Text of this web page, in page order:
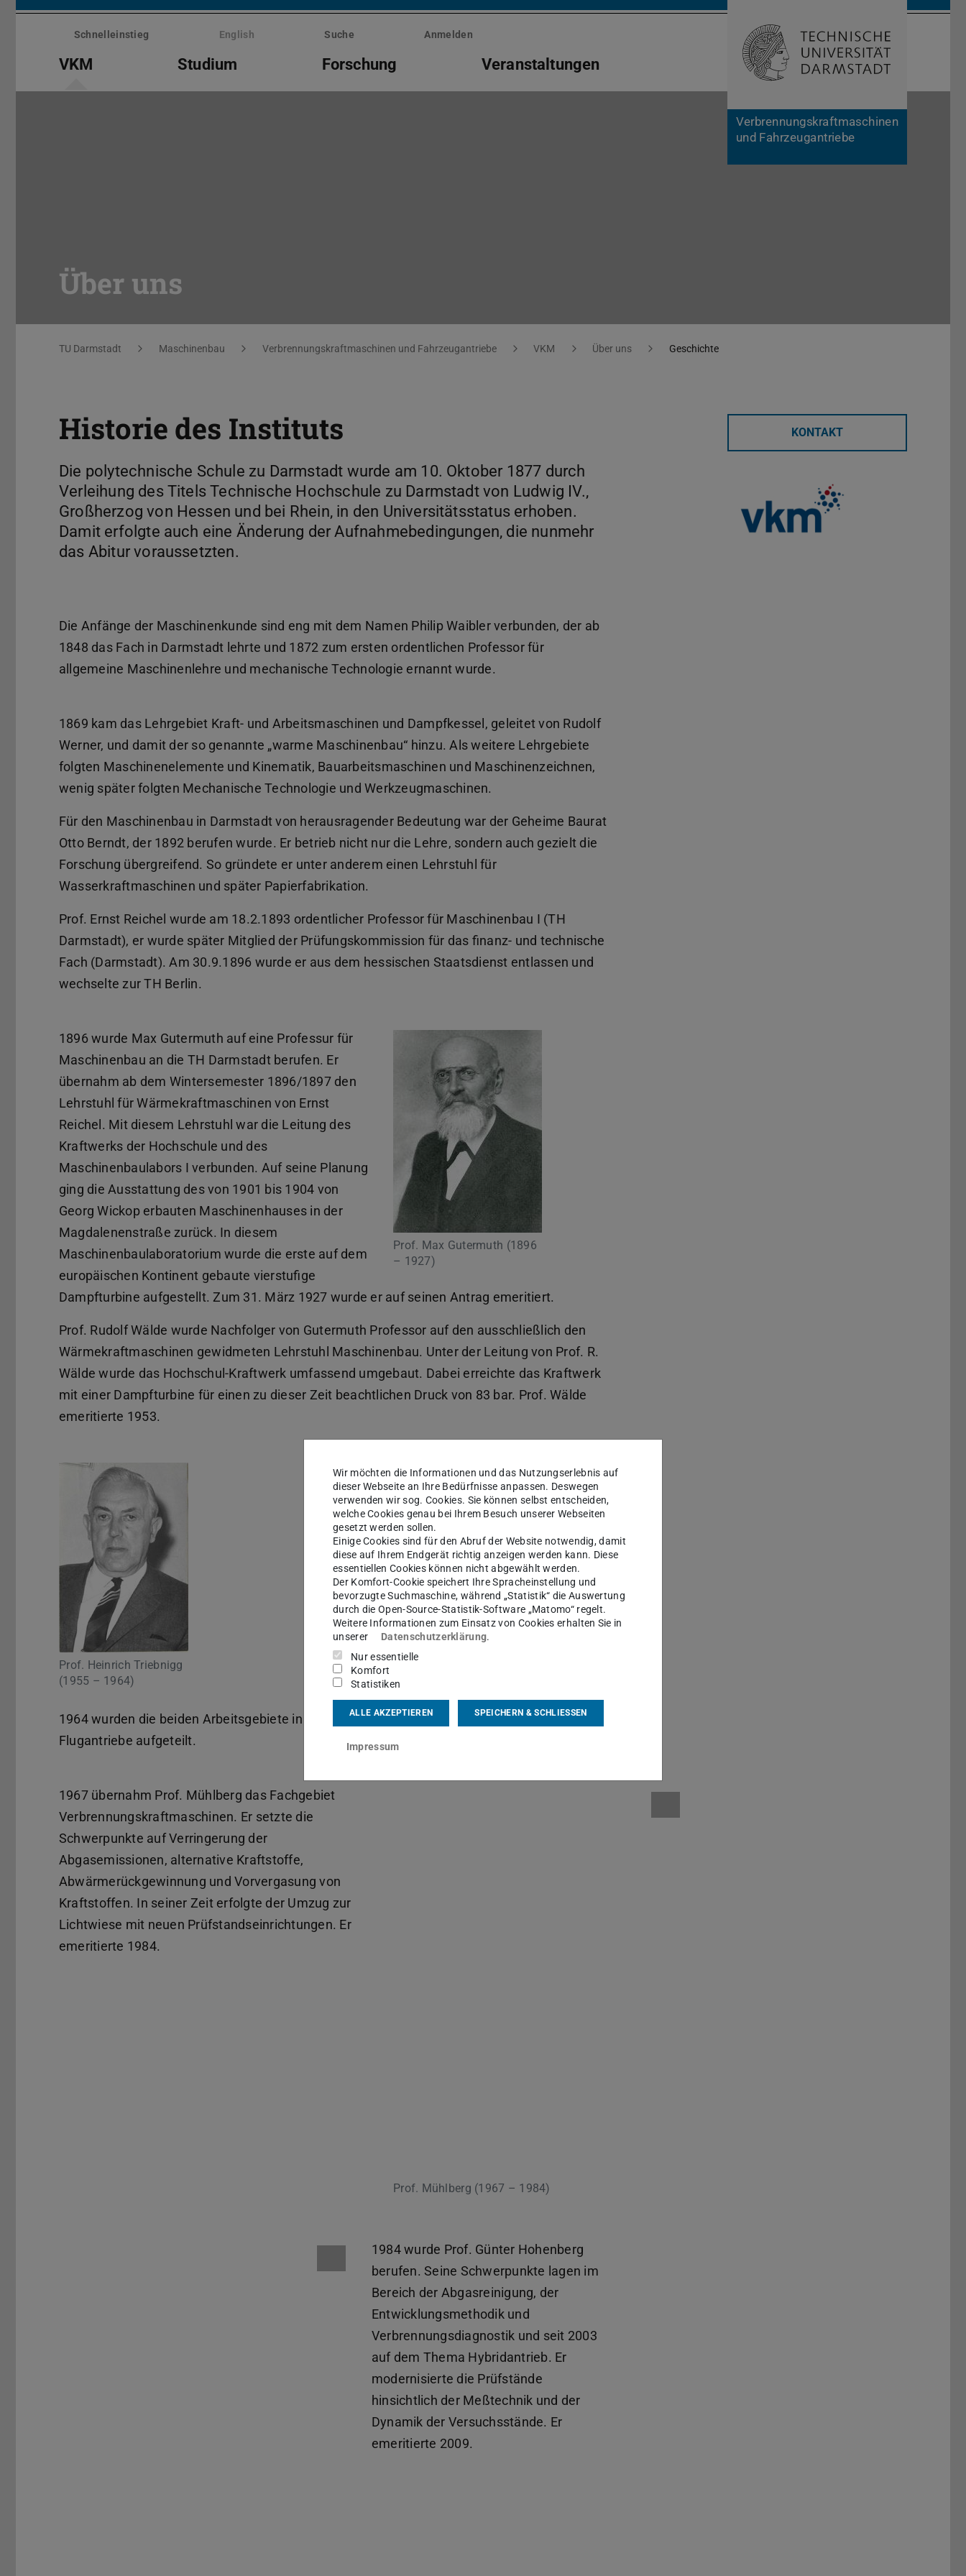
Menü
überspringen
Verbrennungskraftmaschinen
und Fahrzeugantriebe
Schnelleinstieg English Suche Anmelden
VKM Studium Forschung Veranstaltungen Suche öffnen
Über uns
Sie befinden sich hier:
TU Darmstadt Maschinenbau Verbrennungskraftmaschinen und Fahrzeugantriebe VKM Über uns Geschichte
Historie des Instituts
Die polytechnische Schule zu Darmstadt wurde am 10. Oktober 1877 durch
Verleihung des Titels Technische Hochschule zu Darmstadt von Ludwig IV.,
Großherzog von Hessen und bei Rhein, in den Universitätsstatus erhoben.
Damit erfolgte auch eine Änderung der Aufnahmebedingungen, die nunmehr
das Abitur voraussetzten.
Die Anfänge der Maschinenkunde sind eng mit dem Namen Philip Waibler verbunden, der ab
1848 das Fach in Darmstadt lehrte und 1872 zum ersten ordentlichen Professor für
allgemeine Maschinenlehre und mechanische Technologie ernannt wurde.
1869 kam das Lehrgebiet Kraft- und Arbeitsmaschinen und Dampfkessel, geleitet von Rudolf
Werner, und damit der so genannte „warme Maschinenbau“ hinzu. Als weitere Lehrgebiete
folgten Maschinenelemente und Kinematik, Bauarbeitsmaschinen und Maschinenzeichnen,
wenig später folgten Mechanische Technologie und Werkzeugmaschinen.
Für den Maschinenbau in Darmstadt von herausragender Bedeutung war der Geheime Baurat
Otto Berndt, der 1892 berufen wurde. Er betrieb nicht nur die Lehre, sondern auch gezielt die
Forschung übergreifend. So gründete er unter anderem einen Lehrstuhl für
Wasserkraftmaschinen und später Papierfabrikation.
Prof. Ernst Reichel wurde am 18.2.1893 ordentlicher Professor für Maschinenbau I (TH
Darmstadt), er wurde später Mitglied der Prüfungskommission für das finanz- und technische
Fach (Darmstadt). Am 30.9.1896 wurde er aus dem hessischen Staatsdienst entlassen und
wechselte zur TH Berlin.
Prof. Max Gutermuth (1896
– 1927)
1896 wurde Max Gutermuth auf eine Professur für
Maschinenbau an die TH Darmstadt berufen. Er
übernahm ab dem Wintersemester 1896/1897 den
Lehrstuhl für Wärmekraftmaschinen von Ernst
Reichel. Mit diesem Lehrstuhl war die Leitung des
Kraftwerks der Hochschule und des
Maschinenbaulabors I verbunden. Auf seine Planung
ging die Ausstattung des von 1901 bis 1904 von
Georg Wickop erbauten Maschinenhauses in der
Magdalenenstraße zurück. In diesem
Maschinenbaulaboratorium wurde die erste auf dem
europäischen Kontinent gebaute vierstufige
Dampfturbine aufgestellt. Zum 31. März 1927 wurde er auf seinen Antrag emeritiert.
Prof. Rudolf Wälde wurde Nachfolger von Gutermuth Professor auf den ausschließlich den
Wärmekraftmaschinen gewidmeten Lehrstuhl Maschinenbau. Unter der Leitung von Prof. R.
Wälde wurde das Hochschul-Kraftwerk umfassend umgebaut. Dabei erreichte das Kraftwerk
mit einer Dampfturbine für einen zu dieser Zeit beachtlichen Druck von 83 bar. Prof. Wälde
emeritierte 1953.
Prof. Heinrich Triebnigg
(1955 – 1964)
Am 1. Oktober 1955 wurde Heinrich
Triebnigg Hochschullehrer an der TH
Darmstadt am den Lehrstuhl für
Verbrennungskraftmaschinen und
Flugmotoren. Prof. Triebnigg
entwickelte neue Lehrveranstaltungen
für Verbrennungskraftmaschinen und
baute erste Prüfstände für
Verbrennungsmotoren und
Komponenten der Flugtriebwerke auf. Er
emeritierte 1964.
1964 wurden die beiden Arbeitsgebiete in die Fachgebiete Verbrennungskraftmaschinen und
Flugantriebe aufgeteilt.
Prof. Mühlberg (1967 – 1984)
1967 übernahm Prof. Mühlberg das Fachgebiet
Verbrennungskraftmaschinen. Er setzte die
Schwerpunkte auf Verringerung der
Abgasemissionen, alternative Kraftstoffe,
Abwärmerückgewinnung und Vorvergasung von
Kraftstoffen. In seiner Zeit erfolgte der Umzug zur
Lichtwiese mit neuen Prüfstandseinrichtungen. Er
emeritierte 1984.
1984 wurde Prof. Günter Hohenberg
berufen. Seine Schwerpunkte lagen im
Bereich der Abgasreinigung, der
Entwicklungsmethodik und
Verbrennungsdiagnostik und seit 2003
auf dem Thema Hybridantrieb. Er
modernisierte die Prüfstände
hinsichtlich der Meßtechnik und der
Dynamik der Versuchsstände. Er
emeritierte 2009.
KONTAKT
Wir möchten die Informationen und das Nutzungserlebnis auf
dieser Webseite an Ihre Bedürfnisse anpassen. Deswegen
verwenden wir sog. Cookies. Sie können selbst entscheiden,
welche Cookies genau bei Ihrem Besuch unserer Webseiten
gesetzt werden sollen.
Einige Cookies sind für den Abruf der Website notwendig, damit
diese auf Ihrem Endgerät richtig anzeigen werden kann. Diese
essentiellen Cookies können nicht abgewählt werden.
Der Komfort-Cookie speichert Ihre Spracheinstellung und
bevorzugte Suchmaschine, während „Statistik“ die Auswertung
durch die Open-Source-Statistik-Software „Matomo“ regelt.
Weitere Informationen zum Einsatz von Cookies erhalten Sie in
unserer
Datenschutzerklärung.
Nur essentielle
Komfort
Statistiken
ALLE AKZEPTIEREN SPEICHERN & SCHLIESSEN
Impressum